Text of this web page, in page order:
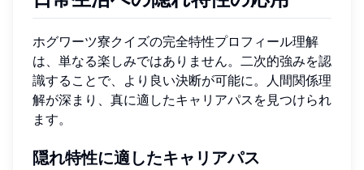
ホグワーツ寮クイズの完全特性プロフィール理解
は、単なる楽しみではありません。二次的強みを認
識することで、より良い決断が可能に。人間関係理
解が深まり、真に適したキャリアパスを見つけられ
ます。
隠れ特性に適したキャリアパス